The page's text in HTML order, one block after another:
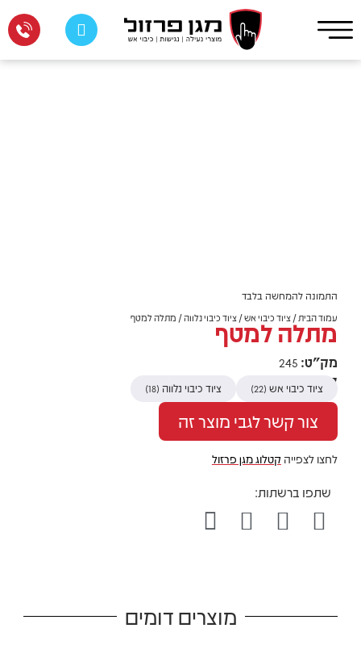
עמוד הבית/ציוד כיבוי אש/ציוד כיבוי נלווה/ מתלה למטף מתלה למטף
מק"ט: 245
קטגוריות
ציוד כיבוי אש (22) ציוד כיבוי נלווה (18)
צור קשר לגבי מוצר זה
לחצו לצפייהקטלוג מגן פרזול
התמונה להמחשה בלבד
מוצרים דומים